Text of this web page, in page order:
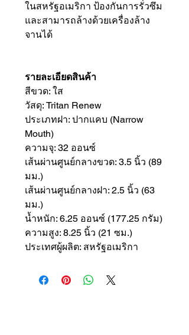
ในสหรัฐอเมริกา ป้องกันการรั่วซึม
และสามารถล้างด้วยเครื่องล้าง
จานได้
รายละเอียดสินค้า
สีขวด: ใส
วัสดุ: Tritan Renew
ประเภทฝา: ปากแคบ (Narrow
Mouth)
ความจุ: 32 ออนซ์
เส้นผ่านศูนย์กลางขวด: 3.5 นิ้ว (89
มม.)
เส้นผ่านศูนย์กลางฝา: 2.5 นิ้ว (63
มม.)
น้ำหนัก: 6.25 ออนซ์ (177.25 กรัม)
ความสูง: 8.25 นิ้ว (21 ซม.)
ประเทศผู้ผลิต: สหรัฐอเมริกา